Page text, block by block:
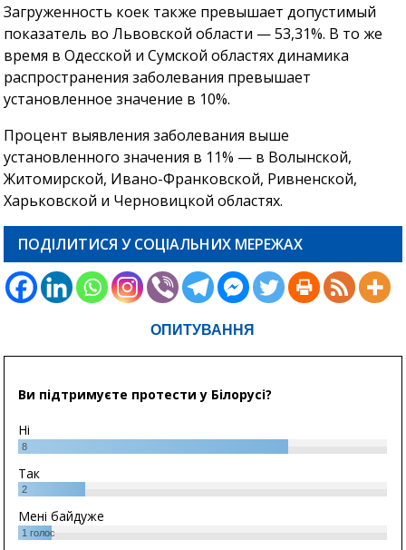
Загруженность коек также превышает допустимый
показатель во Львовской области — 53,31%. В то же
время в Одесской и Сумской областях динамика
распространения заболевания превышает
установленное значение в 10%.
Процент выявления заболевания выше
установленного значения в 11% — в Волынской,
Житомирской, Ивано-Франковской, Ривненской,
Харьковской и Черновицкой областях.
ПОДІЛИТИСЯ У СОЦІАЛЬНИХ МЕРЕЖАХ
ОПИТУВАННЯ
Ви підтримуєте протести у Білорусі?
Ні
8
Так
2
Мені байдуже
1 голос